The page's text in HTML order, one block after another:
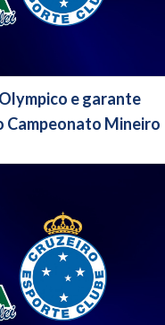
e garante
Campeonato Mineiro